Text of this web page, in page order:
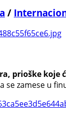
/
prioške koje
se zamese u